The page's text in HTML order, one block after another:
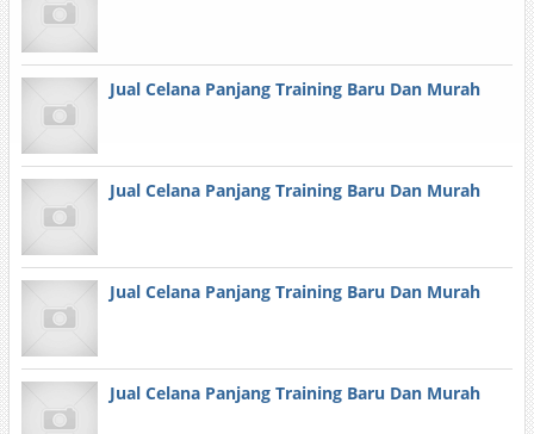
Jual Celana Panjang Training Baru Dan Murah
Jual Celana Panjang Training Baru Dan Murah
Jual Celana Panjang Training Baru Dan Murah
Jual Celana Panjang Training Baru Dan Murah